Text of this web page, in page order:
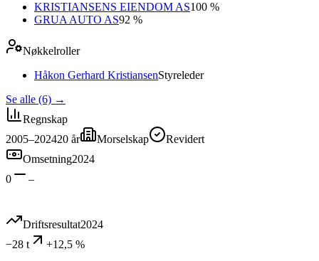
KRISTIANSENS EIENDOM AS100 %
GRUA AUTO AS92 %
Nøkkelroller
Håkon Gerhard KristiansenStyreleder
Se alle (6) →
Regnskap
2005–202420 år Morselskap
Revidert
Omsetning2024
0
–
Driftsresultat2024
−28 t
+12,5 %